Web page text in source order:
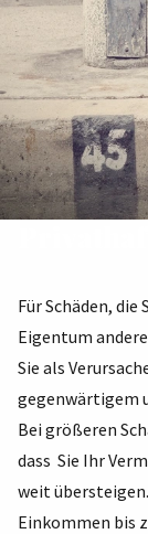
Für Schäden, die
Eigentum
Sie als
gegenwärtigem
Bei größeren
dass Sie Ihr
weit
Einkommen bis